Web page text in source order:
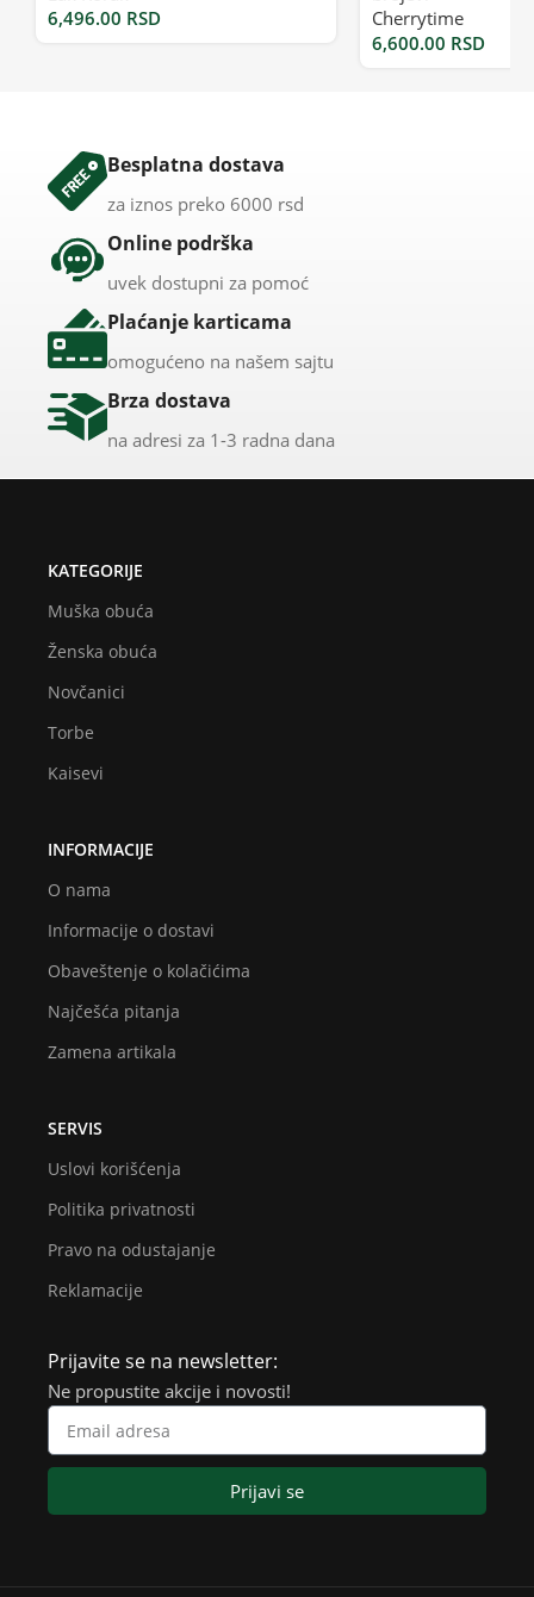
6,496.00 RSD
Cherrytime
6,600.00 RSD
Besplatna dostava
za iznos preko 6000 rsd
Online podrška
uvek dostupni za pomoć
Plaćanje karticama
omogućeno na našem sajtu
Brza dostava
na adresi za 1-3 radna dana
KATEGORIJE
Muška obuća
Ženska obuća
Novčanici
Torbe
Kaisevi
INFORMACIJE
O nama
Informacije o dostavi
Obaveštenje o kolačićima
Najčešća pitanja
Zamena artikala
SERVIS
Uslovi korišćenja
Politika privatnosti
Pravo na odustajanje
Reklamacije
Prijavite se na newsletter:
Ne propustite akcije i novosti!
Prijavi se